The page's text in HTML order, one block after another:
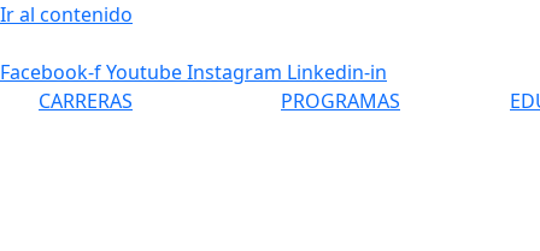
Ir al contenido
Facebook-fYoutubeInstagram Linkedin-in
CARRERAS
PROGRAMAS